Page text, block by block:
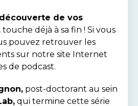
découverte de vos
touche déjà à sa fin ! Si vous
pouvez retrouver les
sur notre site Internet
de podcast.
post-doctorant au sein
qui termine cette série